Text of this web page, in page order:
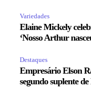
Variedades
Elaine Mickely
‘Nosso Arthur
Destaques
Empresário Elson
segundo suplente